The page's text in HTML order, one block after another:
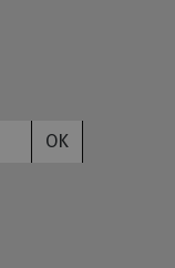
OK